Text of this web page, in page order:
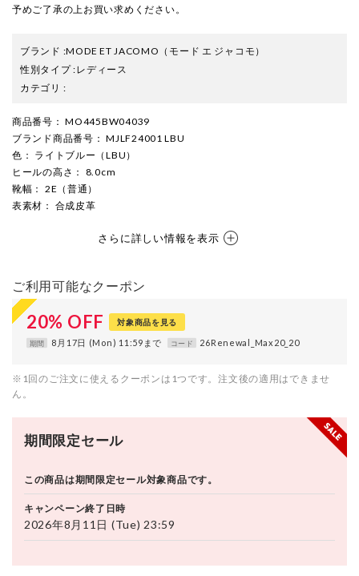
予めご了承の上お買い求めください。
ブランド :MODE ET JACOMO （モード エ ジャコモ）
性別タイプ:レディース
カテゴリ :
商品番号 ： MO445BW04039
ブランド商品番号 ： MJLF24001 LBU
色 ： ライトブルー（LBU）
ヒールの高さ ： 8.0cm
靴幅 ： 2E（普通）
表素材 ： 合成皮革
さらに詳しい情報を表示
ご利用可能なクーポン
20% OFF 対象商品を見る
期間 8月17日 (Mon) 11:59まで コード 26Renewal_Max20_20
※1回のご注文に使えるクーポンは1つです。注文後の適用はできませ
ん。
期間限定セール
この商品は期間限定セール対象商品です。
キャンペーン終了日時
2026年8月11日 (Tue) 23:59